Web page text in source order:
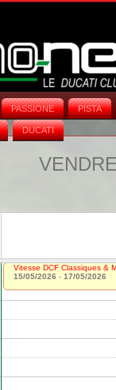
PASSIONE PISTA
DUCATI
Vitesse DCF Classiques &
15/05/2026 - 17/05/2026